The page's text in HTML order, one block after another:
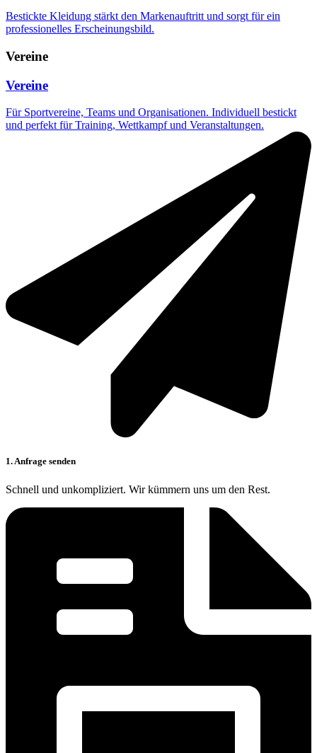
Bestickte Kleidung stärkt den Markenauftritt und sorgt für ein
professionelles Erscheinungsbild.
Vereine
Vereine
Für Sportvereine, Teams und Organisationen. Individuell bestickt
und perfekt für Training, Wettkampf und Veranstaltungen.
1. Anfrage senden
Schnell und unkompliziert. Wir kümmern uns um den Rest.